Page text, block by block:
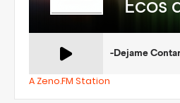
A Zeno.FM Station